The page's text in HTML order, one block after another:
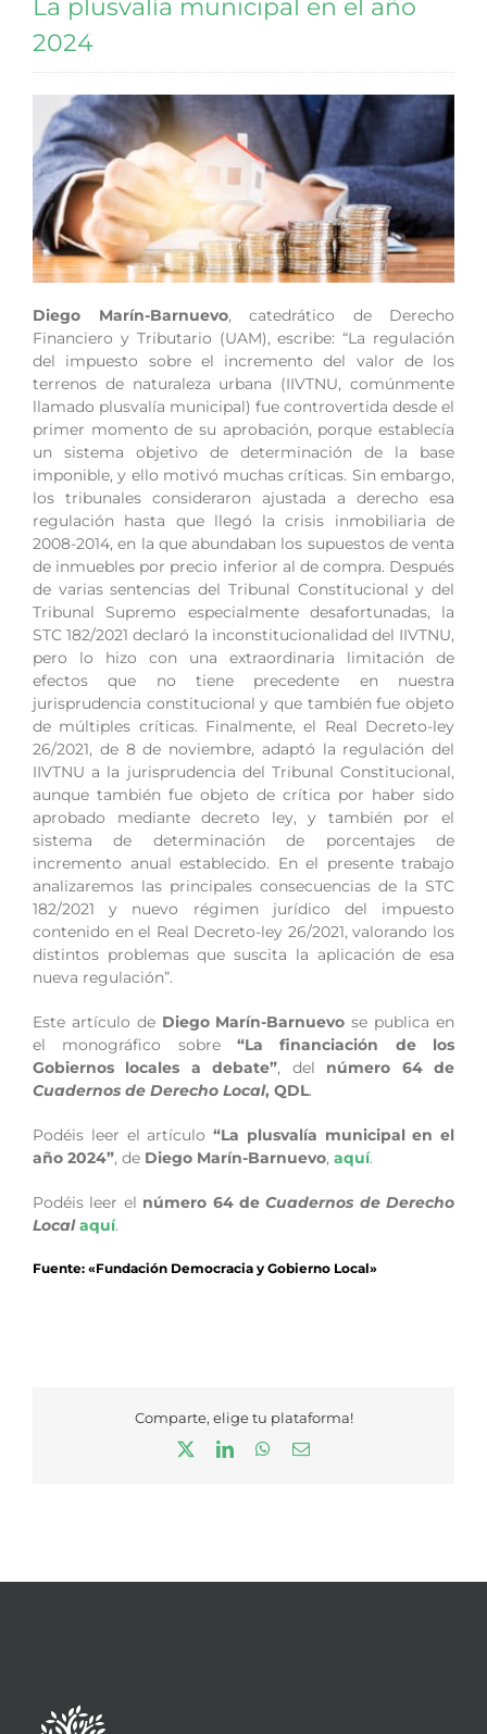
La plusvalía municipal en el año
2024
Diego Marín-Barnuevo, catedrático de Derecho
Financiero y Tributario (UAM), escribe: “La regulación
del impuesto sobre el incremento del valor de los
terrenos de naturaleza urbana (IIVTNU, comúnmente
llamado plusvalía municipal) fue controvertida desde el
primer momento de su aprobación, porque establecía
un sistema objetivo de determinación de la base
imponible, y ello motivó muchas críticas. Sin embargo,
los tribunales consideraron ajustada a derecho esa
regulación hasta que llegó la crisis inmobiliaria de
2008-2014, en la que abundaban los supuestos de venta
de inmuebles por precio inferior al de compra. Después
de varias sentencias del Tribunal Constitucional y del
Tribunal Supremo especialmente desafortunadas, la
STC 182/2021 declaró la inconstitucionalidad del IIVTNU,
pero lo hizo con una extraordinaria limitación de
efectos que no tiene precedente en nuestra
jurisprudencia constitucional y que también fue objeto
de múltiples críticas. Finalmente, el Real Decreto-ley
26/2021, de 8 de noviembre, adaptó la regulación del
IIVTNU a la jurisprudencia del Tribunal Constitucional,
aunque también fue objeto de crítica por haber sido
aprobado mediante decreto ley, y también por el
sistema de determinación de porcentajes de
incremento anual establecido. En el presente trabajo
analizaremos las principales consecuencias de la STC
182/2021 y nuevo régimen jurídico del impuesto
contenido en el Real Decreto-ley 26/2021, valorando los
distintos problemas que suscita la aplicación de esa
nueva regulación”.
Este artículo de Diego Marín-Barnuevo se publica en
el monográfico sobre “La financiación de los
Gobiernos locales a debate”, del número 64 de
Cuadernos de Derecho Local, QDL.
Podéis leer el artículo “La plusvalía municipal en el
año 2024”, de Diego Marín-Barnuevo, aquí.
Podéis leer el número 64 deCuadernos de Derecho
Local aquí.
Fuente: «Fundación Democracia y Gobierno Local»
Comparte, elige tu plataforma!
LinkedInWhatsApp
Correo